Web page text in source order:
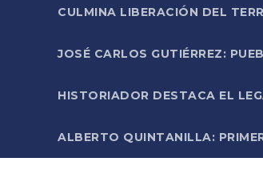
CULMINA LIBERACIÓN DEL
JOSÉ CARLOS GUTIÉRREZ:
HISTORIADOR DESTACA EL
ALBERTO QUINTANILLA: